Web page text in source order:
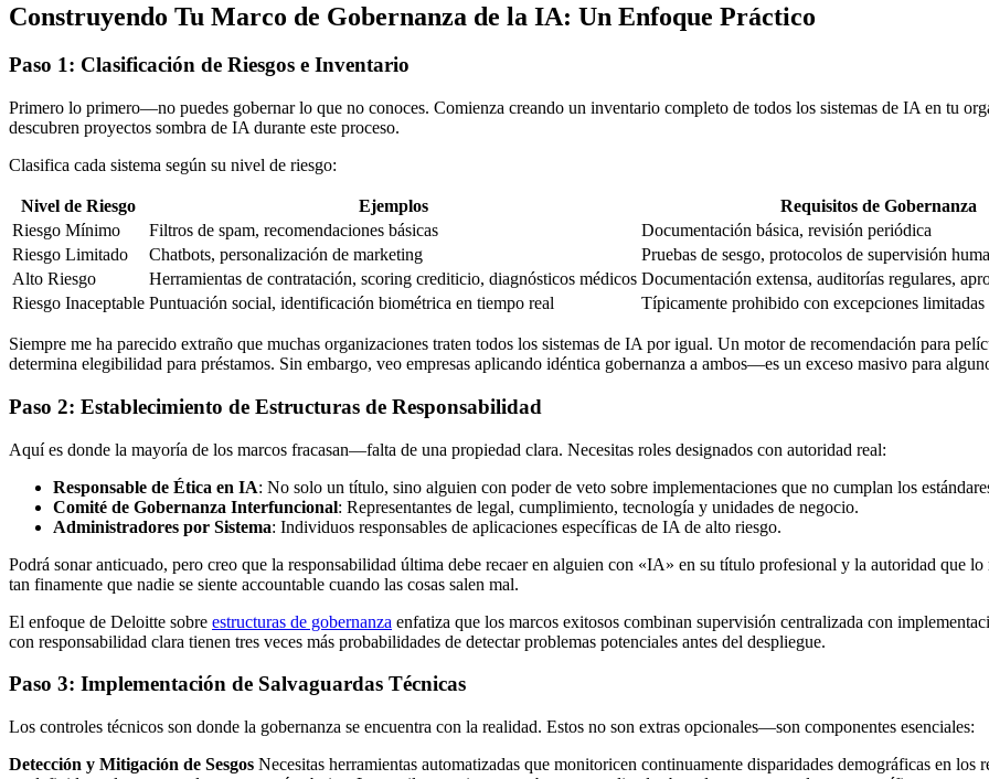
Construyendo Tu Marco de Gobernanza de la IA: Un Enfoque Práctico
Paso 1: Clasificación de Riesgos e Inventario
Primero lo primero—no puedes gobernar lo que no conoces. Comienza creando un inventario completo de todos los sistemas de IA en tu
descubren proyectos sombra de IA durante este proceso.
Clasifica cada sistema según su nivel de riesgo:
Nivel de Riesgo Ejemplos
Requisitos de Gobernanza
Riesgo Mínimo
Filtros de spam, recomendaciones básicas
Documentación básica, revisión periódica
Riesgo Limitado
Chatbots, personalización de marketing
Pruebas de sesgo, protocolos de supervisión
Alto Riesgo
Herramientas de contratación, scoring crediticio, diagnósticos médicos Documentación extensa, auditorías regulares,
Riesgo Inaceptable Puntuación social, identificación biométrica en tiempo real Típicamente prohibido con excepciones limitadas
Siempre me ha parecido extraño que muchas organizaciones traten todos los sistemas de IA por igual. Un motor de recomendación para
determina elegibilidad para préstamos. Sin embargo, veo empresas aplicando idéntica gobernanza a ambos—es un exceso masivo para
Paso 2: Establecimiento de Estructuras de Responsabilidad
Aquí es donde la mayoría de los marcos fracasan—falta de una propiedad clara. Necesitas roles designados con autoridad real:
Responsable de Ética en IA: No solo un título, sino alguien con poder de veto sobre implementaciones que no cumplan los
Comité de Gobernanza Interfuncional: Representantes de legal, cumplimiento, tecnología y unidades de negocio.
Administradores por Sistema: Individuos responsables de aplicaciones específicas de IA de alto riesgo.
Podrá sonar anticuado, pero creo que la responsabilidad última debe recaer en alguien con «IA» en su título profesional y la autoridad que
tan finamente que nadie se siente accountable cuando las cosas salen mal.
El enfoque de Deloitte sobre estructuras de gobernanza enfatiza que los marcos exitosos combinan supervisión centralizada con
con responsabilidad clara tienen tres veces más probabilidades de detectar problemas potenciales antes del despliegue.
Paso 3: Implementación de Salvaguardas Técnicas
Los controles técnicos son donde la gobernanza se encuentra con la realidad. Estos no son extras opcionales—son componentes esenciales:
Detección y Mitigación de Sesgos Necesitas herramientas automatizadas que monitoricen continuamente disparidades demográficas en